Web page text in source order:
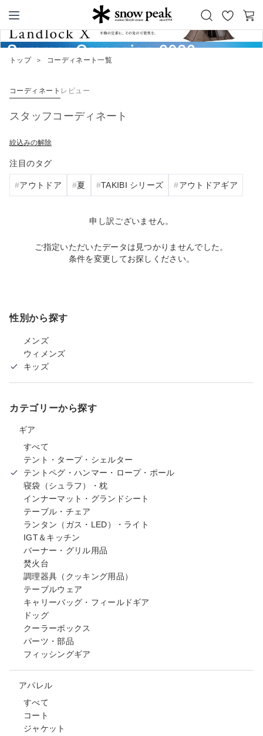
Snow Peak
お
気
カ
ー
トップ ＞ コーディネート一覧
コーディネート レビュー
スタッフコーディネート
絞込みの解除
注目のタグ
アウトドア 夏 TAKIBI シリーズ アウトドアギア
申し訳ございません。
ご指定いただいたデータは見つかりませんでした。
条件を変更してお探しください。
性別から探す
メンズ
ウィメンズ
キッズ
カテゴリーから探す
ギア
すべて
テント・タープ・シェルター
テントペグ・ハンマー・ロープ・ポール
寝袋（シュラフ）・枕
インナーマット・グランドシート
テーブル・チェア
ランタン（ガス・LED）・ライト
IGT＆キッチン
バーナー・グリル用品
焚火台
調理器具（クッキング用品）
テーブルウェア
キャリーバッグ・フィールドギア
ドッグ
クーラーボックス
パーツ・部品
フィッシングギア
アパレル
すべて
コート
ジャケット